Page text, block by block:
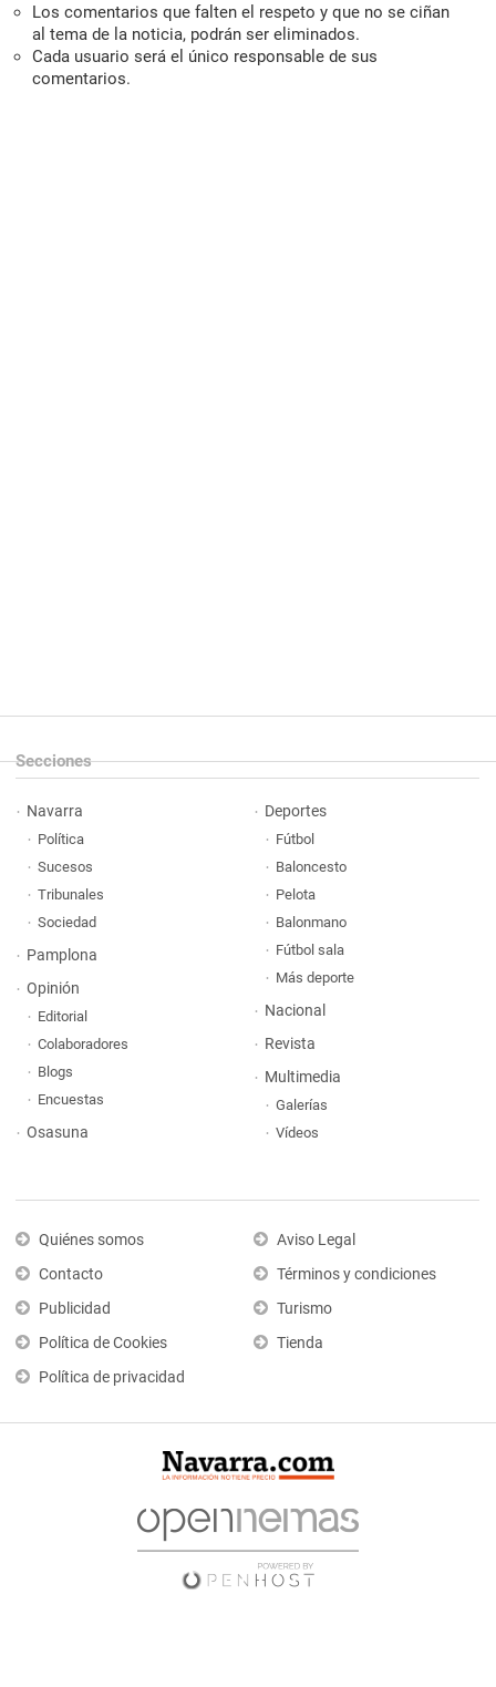
Los comentarios que falten el respeto y que no se ciñan
al tema de la noticia, podrán ser eliminados.
Cada usuario será el único responsable de sus
comentarios.
Secciones
Navarra
Política
Sucesos
Tribunales
Sociedad
Pamplona
Opinión
Editorial
Colaboradores
Blogs
Encuestas
Osasuna
Deportes
Fútbol
Baloncesto
Pelota
Balonmano
Fútbol sala
Más deporte
Nacional
Revista
Multimedia
Galerías
Vídeos
Quiénes somos
Contacto
Publicidad
Política de Cookies
Política de privacidad
Aviso Legal
Términos y condiciones
Turismo
Tienda